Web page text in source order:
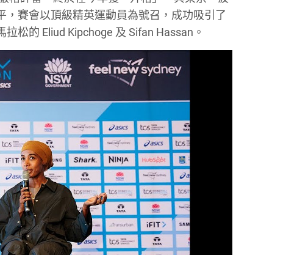
賽會以頂級精英運動員為號召，成功吸引了
松的 Eliud Kipchoge 及 Sifan Hassan。